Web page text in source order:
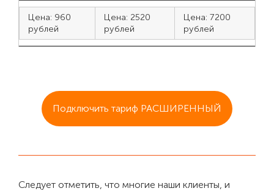
Цена: 960
рублей
Цена: 2520
рублей
Цена: 7200
рублей
Подключить тариф РАСШИРЕННЫЙ
Следует отметить, что многие наши клиенты, и